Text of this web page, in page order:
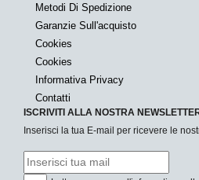
Metodi Di Spedizione
Garanzie Sull'acquisto
Cookies
Cookies
Informativa Privacy
Contatti
ISCRIVITI ALLA NOSTRA
Inserisci la tua E-mail per ricevere le